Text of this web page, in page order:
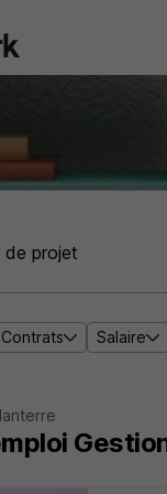
Contrats Salaire